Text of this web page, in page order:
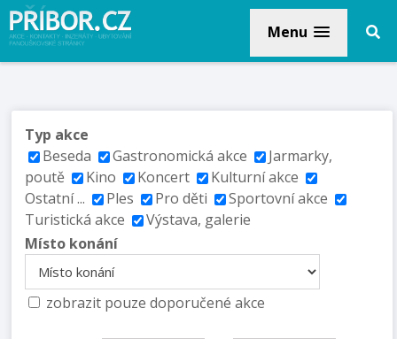
Menu
Typ akce
Beseda
Gastronomická akce
Jarmarky,
poutě
Kino Koncert
Kulturní akce
Ostatní ...
Ples Pro děti
Sportovní akce
Turistická akce
Výstava, galerie
Místo konání
zobrazit pouze doporučené akce